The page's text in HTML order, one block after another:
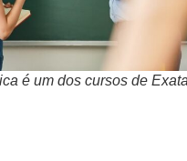
é um dos cursos de